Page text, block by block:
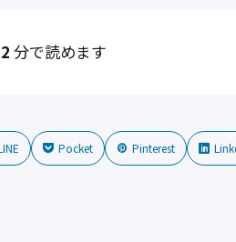
分で読めます
Pocket Pinterest